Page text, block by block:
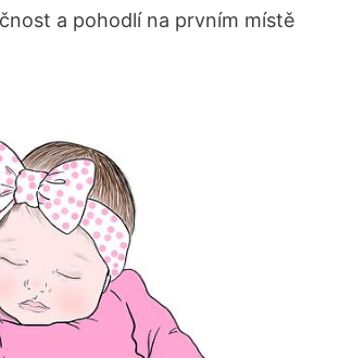
a pohodlí na prvním místě